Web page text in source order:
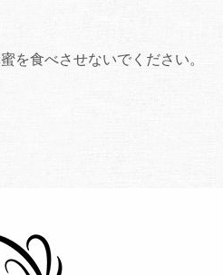
を食べさせないでください。